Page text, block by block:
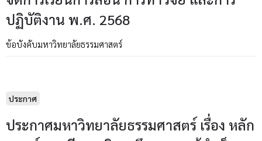
ปฏิบัติงาน พ.ศ. 2568
ข้อบังคับมหาวิทยาลัยธรรมศาสตร์
ประกาศ
ประกาศมหาวิทยาลัยธรรมศาสตร์ เรื่อง หลัก